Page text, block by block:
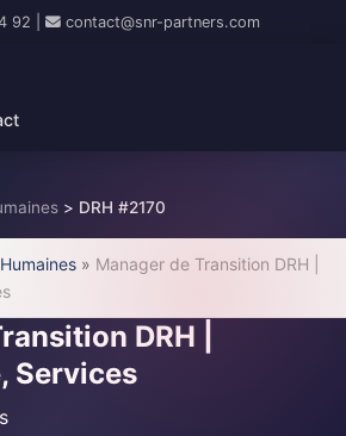
92 contact@snr-partners.com
> DRH #2170
» Manager de Transition DRH |
DRH |
Services